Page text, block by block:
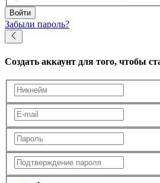
Войти
Забыли пароль?
Создать аккаунт для того, чтобы